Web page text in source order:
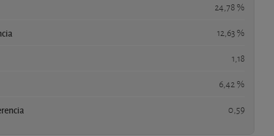
24,78 %
12,63 %
1,18
6,42 %
0,59